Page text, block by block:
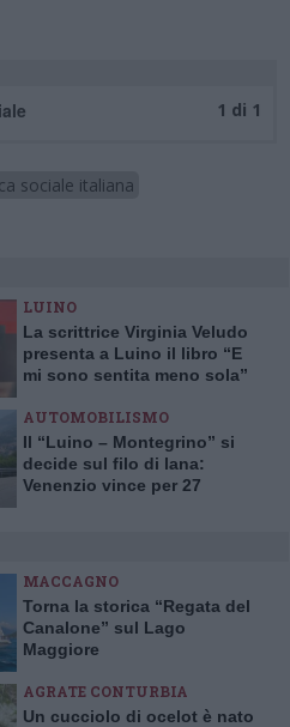
1 di 1
sociale italiana
LUINO
La scrittrice Virginia Veludo
presenta a Luino il libro “E
mi sono sentita meno sola”
AUTOMOBILISMO
Il “Luino – Montegrino” si
decide sul filo di lana:
Venenzio vince per 27
MACCAGNO
Torna la storica “Regata del
Canalone” sul Lago
Maggiore
AGRATE CONTURBIA
Un cucciolo di ocelot è nato